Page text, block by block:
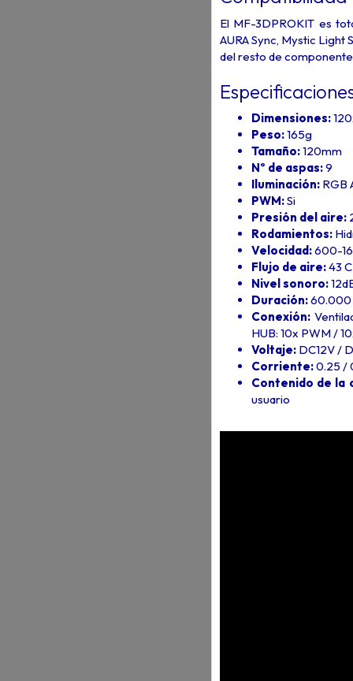
El MF-3DPROKIT es
AURA Sync, Mystic
del resto de
Dimensiones:
Peso:165g
Tamaño:120mm
Nº de aspas:9
Iluminación: RGB
PWM:Si
Presión del aire:
Rodamientos:
Velocidad:600-
Flujo de aire:43
Nivel sonoro:
Duración:60.000
Conexión:
HUB: 10x PWM /
Voltaje: DC12V /
Corriente:0.25 /
Contenido de la
usuario